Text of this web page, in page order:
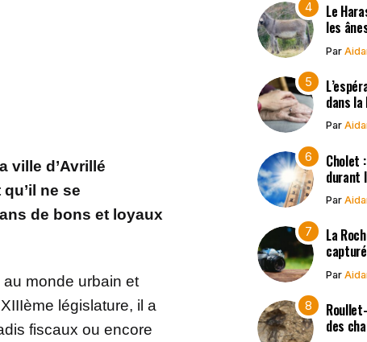
ville d’Avrillé
ne se
de bons et loyaux
au monde urbain et
législature, il a
fiscaux ou encore
Le
les
Par
dans la
Par
Cholet
durant
Par
La
Par
des